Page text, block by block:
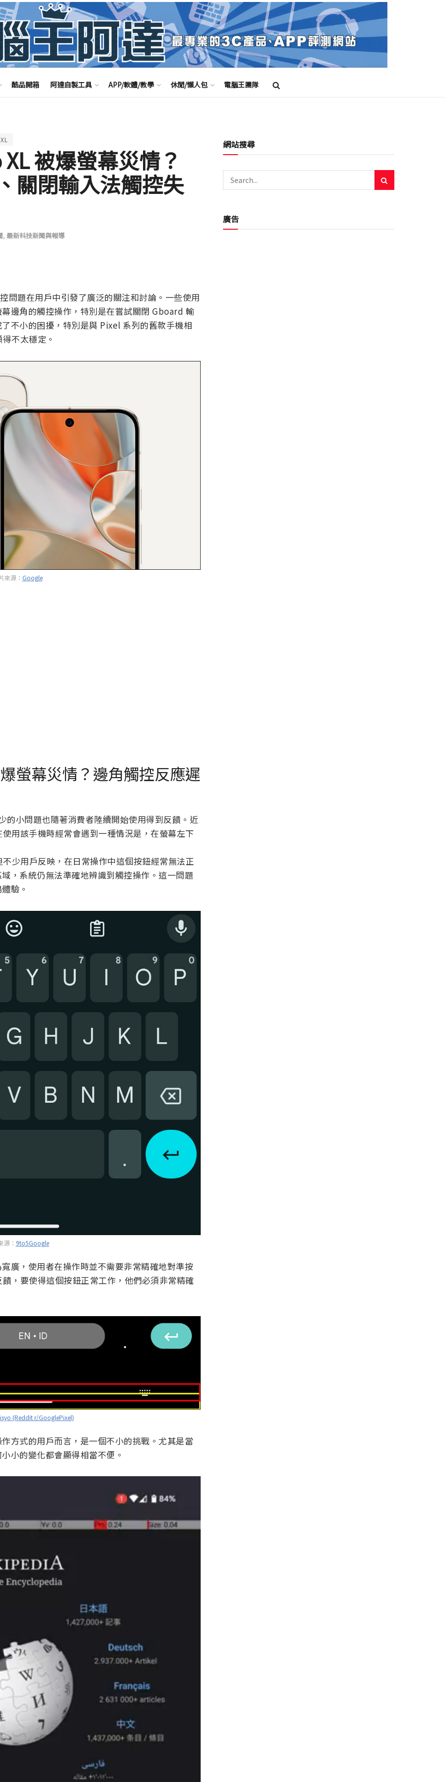
酷品開箱 阿達自製工具 APP/軟體/教學 休閒/懶人包 電腦王團隊
被爆螢幕災情？
關閉輸入法觸控失
, 最新科技新聞與報導
問題在用戶中引發了廣泛的關注和討論。一些使用
邊角的觸控操作，特別是在嘗試關閉 Gboard 輸
不小的困擾，特別是與 Pixel 系列的舊款手機相
不太穩定。
來源： Google
螢幕災情？邊角觸控反應遲
小問題也隨著消費者陸續開始使用得到反饋。近
用該手機時經常會遇到一種情況是，在螢幕左下
少用戶反映，在日常操作中這個按鈕經常無法正
，系統仍無法準確地辨識到觸控操作。這一問題
驗。
： 9to5Google
廣，使用者在操作時並不需要非常精確地對準按
，要使得這個按鈕正常工作，他們必須非常精確
(Reddit r/GooglePixel)
方式的用戶而言，是一個不小的挑戰。尤其是當
小的變化都會顯得相當不便。
網站搜尋
廣告